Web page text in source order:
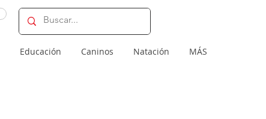
Educación Caninos Natación MÁS